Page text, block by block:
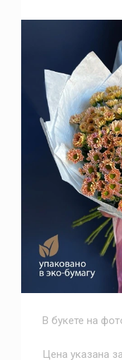
В букете на
Цена указана за